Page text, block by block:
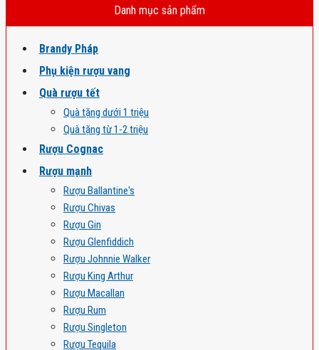
Danh mục sản phẩm
Brandy Pháp
Phụ kiện rượu vang
Quà rượu tết
Quà tặng dưới 1 triệu
Quà tặng từ 1-2 triệu
Rượu Cognac
Rượu mạnh
Rượu Ballantine's
Rượu Chivas
Rượu Gin
Rượu Glenfiddich
Rượu Johnnie Walker
Rượu King Arthur
Rượu Macallan
Rượu Rum
Rượu Singleton
Rượu Tequila